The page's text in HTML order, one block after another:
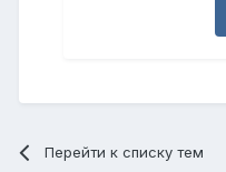
Перейти к списку тем